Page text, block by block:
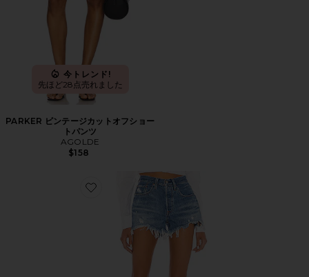
今トレンド!
先ほど28点売れました
PARKER ビンテージカットオフショー
トパンツ
AGOLDE
$158
Favorite 501 ORIGINAL デニムショートパンツ